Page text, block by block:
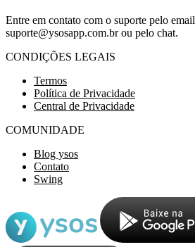
Entre em contato com o suporte pelo email
suporte@ysosapp.com.brou pelo chat.
CONDIÇÕES LEGAIS
Termos
Política de Privacidade
Central de Privacidade
COMUNIDADE
Blog ysos
Contato
Swing